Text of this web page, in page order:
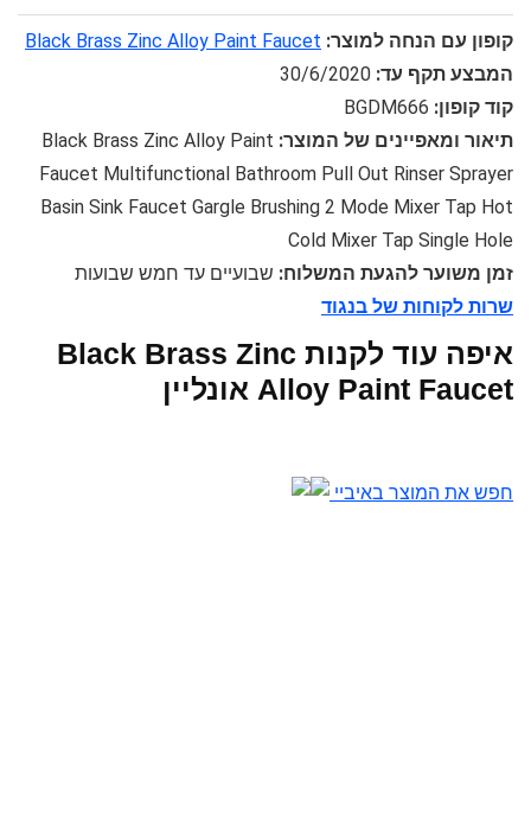
קופון עם הנחה למוצר: Black Brass Zinc Alloy Paint Faucet
המבצע תקף עד: 30/6/2020
קוד קופון: BGDM666
תיאור ומאפיינים של המוצר: Black Brass Zinc Alloy Paint
Faucet Multifunctional Bathroom Pull Out Rinser Sprayer
Basin Sink Faucet Gargle Brushing 2 Mode Mixer Tap Hot
Cold Mixer Tap Single Hole
זמן משוער להגעת המשלוח: שבועיים עד חמש שבועות
שרות לקוחות של בנגוד
איפה עוד לקנות Black Brass Zinc
Alloy Paint Faucet אונליין
חפש את המוצר באיביי